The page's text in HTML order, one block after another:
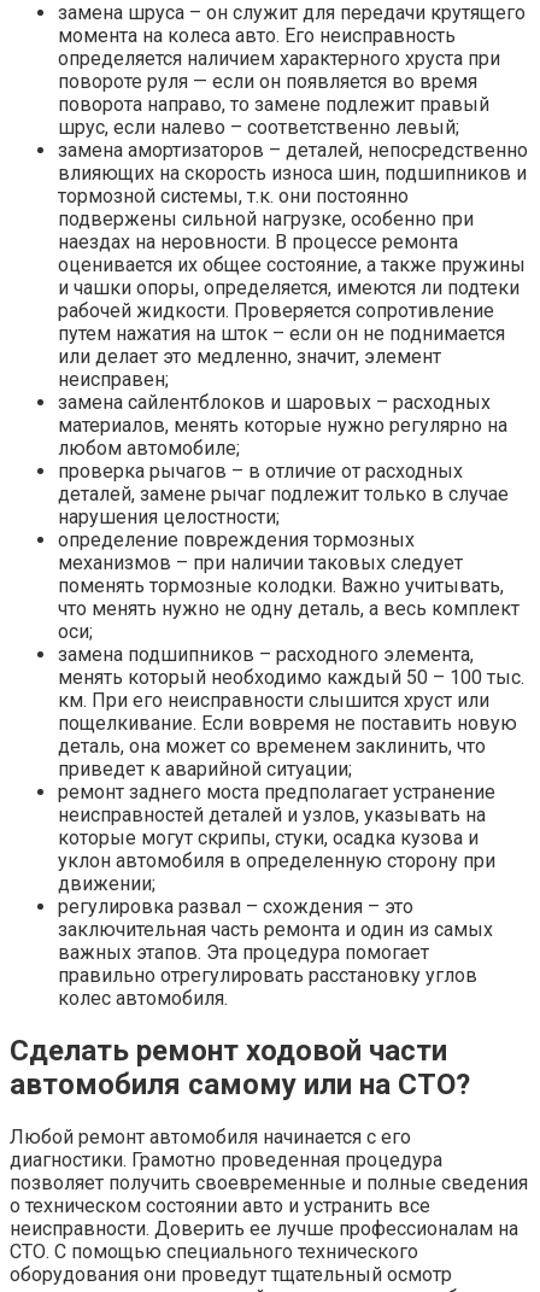
замена шруса – он служит для передачи крутящего
момента на колеса авто. Его неисправность
определяется наличием характерного хруста при
повороте руля — если он появляется во время
поворота направо, то замене подлежит правый
шрус, если налево – соответственно левый;
замена амортизаторов – деталей, непосредственно
влияющих на скорость износа шин, подшипников и
тормозной системы, т.к. они постоянно
подвержены сильной нагрузке, особенно при
наездах на неровности. В процессе ремонта
оценивается их общее состояние, а также пружины
и чашки опоры, определяется, имеются ли подтеки
рабочей жидкости. Проверяется сопротивление
путем нажатия на шток – если он не поднимается
или делает это медленно, значит, элемент
неисправен;
замена сайлентблоков и шаровых – расходных
материалов, менять которые нужно регулярно на
любом автомобиле;
проверка рычагов – в отличие от расходных
деталей, замене рычаг подлежит только в случае
нарушения целостности;
определение повреждения тормозных
механизмов – при наличии таковых следует
поменять тормозные колодки. Важно учитывать,
что менять нужно не одну деталь, а весь комплект
оси;
замена подшипников – расходного элемента,
менять который необходимо каждый 50 – 100 тыс.
км. При его неисправности слышится хруст или
пощелкивание. Если вовремя не поставить новую
деталь, она может со временем заклинить, что
приведет к аварийной ситуации;
ремонт заднего моста предполагает устранение
неисправностей деталей и узлов, указывать на
которые могут скрипы, стуки, осадка кузова и
уклон автомобиля в определенную сторону при
движении;
регулировка развал – схождения – это
заключительная часть ремонта и один из самых
важных этапов. Эта процедура помогает
правильно отрегулировать расстановку углов
колес автомобиля.
Сделать ремонт ходовой части
автомобиля самому или на СТО?
Любой ремонт автомобиля начинается с его
диагностики. Грамотно проведенная процедура
позволяет получить своевременные и полные сведения
о техническом состоянии авто и устранить все
неисправности. Доверить ее лучше профессионалам на
СТО. С помощью специального технического
оборудования они проведут тщательный осмотр